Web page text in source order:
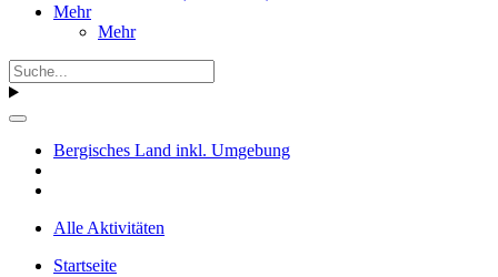
Mehr
Mehr
Bergisches Land inkl. Umgebung
Alle Aktivitäten
Startseite